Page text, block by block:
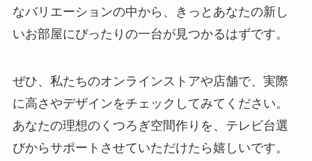
なバリエーションの中から、きっとあなたの新し
いお部屋にぴったりの一台が見つかるはずです。
ぜひ、私たちのオンラインストアや店舗で、実際
に高さやデザインをチェックしてみてください。
あなたの理想のくつろぎ空間作りを、テレビ台選
びからサポートさせていただけたら嬉しいです。